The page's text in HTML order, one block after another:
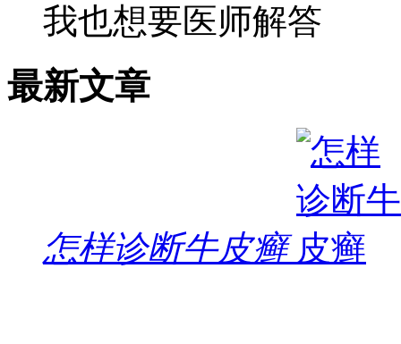
我也想要医师解答
最新文章
怎样诊断牛皮癣